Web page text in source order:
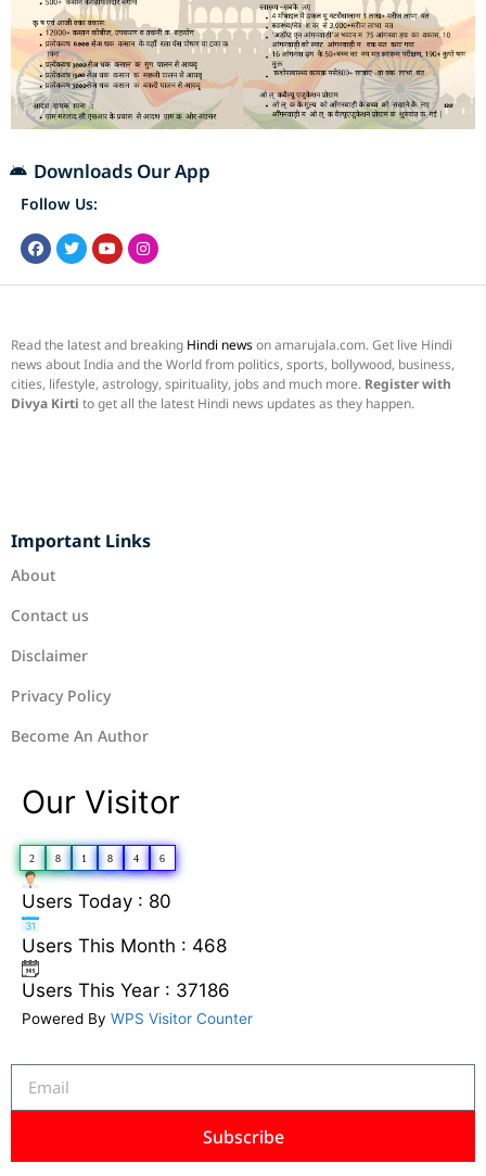
Downloads Our App
Follow Us:
Read the latest and breaking Hindi newson amarujala.com. Get live Hindi
news about India and the World from politics, sports, bollywood, business,
cities, lifestyle, astrology, spirituality, jobs and much more. Register with
Divya Kirti to get all the latest Hindi news updates as they happen.
Important Links
About
Contact us
Disclaimer
Privacy Policy
Become An Author
Our Visitor
2 8 1 8 4 6
Users Today : 80
Users This Month : 468
Users This Year : 37186
Powered By WPS Visitor Counter
Subscribe